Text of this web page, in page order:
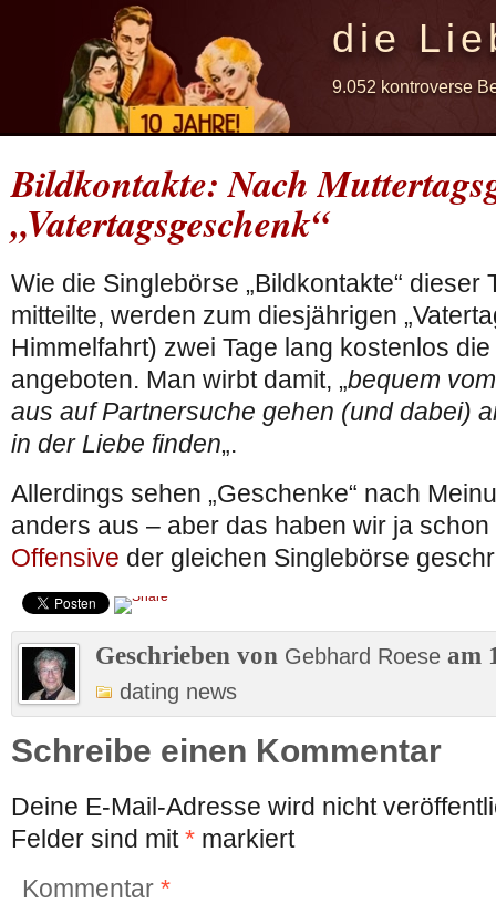
die
9.052 kontroverse
Bildkontakte: Nach
„Vatertagsgeschenk“
Wie die Singlebörse „Bildkontakte“ dieser
mitteilte, werden zum diesjährigen
Himmelfahrt) zwei Tage lang kostenlos
angeboten. Man wirbt damit, „bequem
aus auf Partnersuche gehen (und dabei)
in der Liebe finden„.
Allerdings sehen „Geschenke“ nach
anders aus – aber das haben wir ja
Offensive der gleichen Singlebörse
Geschrieben von Gebhard Roese am
dating news
Schreibe einen Kommentar
Deine E-Mail-Adresse wird nicht
Felder sind mit* markiert
Kommentar *